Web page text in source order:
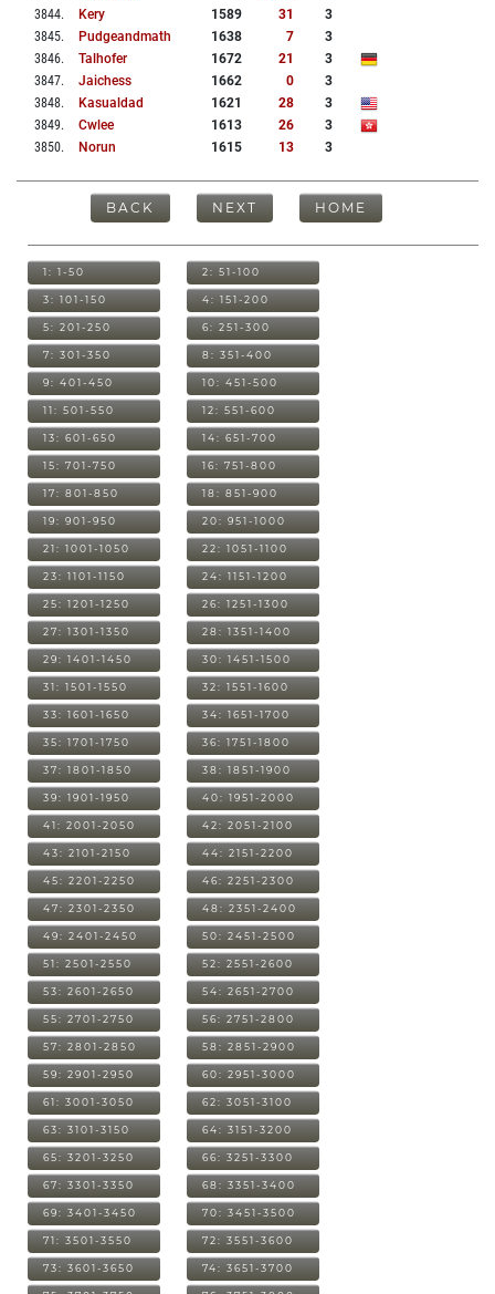
3844. Kery 1589 31
3
3845. Pudgeandmath 1638 7
3
3846. Talhofer 1672 21
3
3847. Jaichess 1662 0
3
3848. Kasualdad 1621 28
3
3849. Cwlee 1613 26
3
3850. Norun 1615 13 3
BACK NEXT HOME
1: 1-50 2: 51-100
3: 101-150 4: 151-200
5: 201-250 6: 251-300
7: 301-350 8: 351-400
9: 401-450 10: 451-500
11: 501-550 12: 551-600
13: 601-650 14: 651-700
15: 701-750 16: 751-800
17: 801-850 18: 851-900
19: 901-950 20: 951-1000
21: 1001-1050 22: 1051-1100
23: 1101-1150 24: 1151-1200
25: 1201-1250 26: 1251-1300
27: 1301-1350 28: 1351-1400
29: 1401-1450 30: 1451-1500
31: 1501-1550 32: 1551-1600
33: 1601-1650 34: 1651-1700
35: 1701-1750 36: 1751-1800
37: 1801-1850 38: 1851-1900
39: 1901-1950 40: 1951-2000
41: 2001-2050 42: 2051-2100
43: 2101-2150 44: 2151-2200
45: 2201-2250 46: 2251-2300
47: 2301-2350 48: 2351-2400
49: 2401-2450 50: 2451-2500
51: 2501-2550 52: 2551-2600
53: 2601-2650 54: 2651-2700
55: 2701-2750 56: 2751-2800
57: 2801-2850 58: 2851-2900
59: 2901-2950 60: 2951-3000
61: 3001-3050 62: 3051-3100
63: 3101-3150 64: 3151-3200
65: 3201-3250 66: 3251-3300
67: 3301-3350 68: 3351-3400
69: 3401-3450 70: 3451-3500
71: 3501-3550 72: 3551-3600
73: 3601-3650 74: 3651-3700